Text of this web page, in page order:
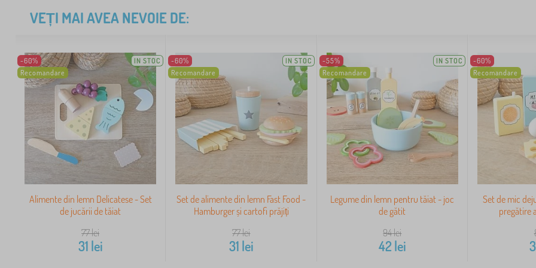
VEȚI MAI AVEA NEVOIE DE:
-60%
Recomandare
IN STOC
Alimente din lemn Delicatese - Set
de jucării de tăiat
77lei
31 lei
-60%
Recomandare
IN STOC
Set de alimente din lemn Fast Food -
Hamburger și cartofi prăjiți
77lei
31 lei
-55%
Recomandare
IN STOC
Legume din lemn pentru tăiat - joc
de gătit
94lei
42 lei
-60%
Recomandare
Set de mic
pregătire